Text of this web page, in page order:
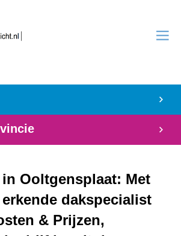
in Ooltgensplaat: Met
dakspecialist
& Prijzen,